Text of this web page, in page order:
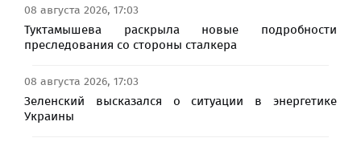
08 августа 2026, 17:03
Туктамышева раскрыла новые подробности
преследования со стороны сталкера
08 августа 2026, 17:03
Зеленский высказался о ситуации в энергетике
Украины